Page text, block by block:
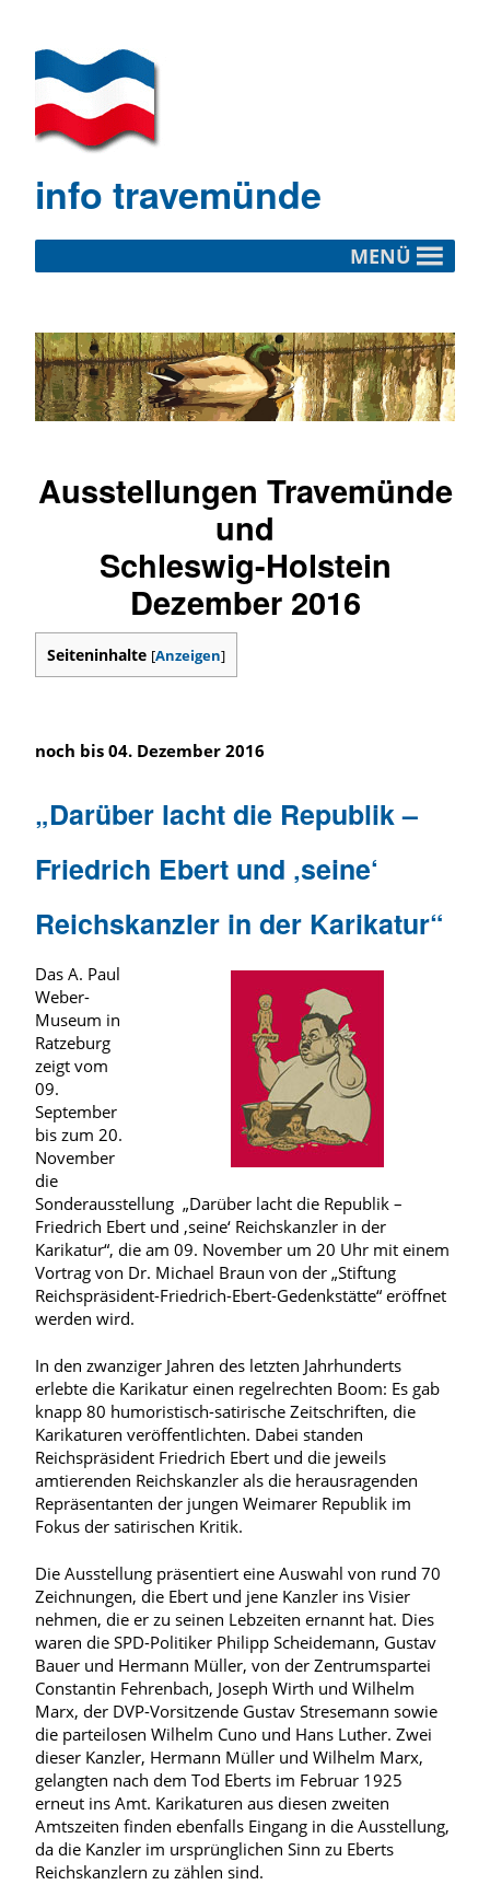
info travemünde
MENÜ
Ausstellungen Travemünde
und
Schleswig-Holstein
Dezember 2016
Seiteninhalte [Anzeigen]
noch bis 04. Dezember 2016
„Darüber lacht die Republik –
Friedrich Ebert und ‚seine‘
Reichskanzler in der Karikatur“
Das A. Paul
Weber-
Museum in
Ratzeburg
zeigt vom
09.
September
bis zum 20.
November
die
Sonderausstellung „Darüber lacht die Republik –
Friedrich Ebert und ‚seine‘ Reichskanzler in der
Karikatur“, die am 09. November um 20 Uhr mit einem
Vortrag von Dr. Michael Braun von der „Stiftung
Reichspräsident-Friedrich-Ebert-Gedenkstätte“ eröffnet
werden wird.
In den zwanziger Jahren des letzten Jahrhunderts
erlebte die Karikatur einen regelrechten Boom: Es gab
knapp 80 humoristisch-satirische Zeitschriften, die
Karikaturen veröffentlichten. Dabei standen
Reichspräsident Friedrich Ebert und die jeweils
amtierenden Reichskanzler als die herausragenden
Repräsentanten der jungen Weimarer Republik im
Fokus der satirischen Kritik.
Die Ausstellung präsentiert eine Auswahl von rund 70
Zeichnungen, die Ebert und jene Kanzler ins Visier
nehmen, die er zu seinen Lebzeiten ernannt hat. Dies
waren die SPD-Politiker Philipp Scheidemann, Gustav
Bauer und Hermann Müller, von der Zentrumspartei
Constantin Fehrenbach, Joseph Wirth und Wilhelm
Marx, der DVP-Vorsitzende Gustav Stresemann sowie
die parteilosen Wilhelm Cuno und Hans Luther. Zwei
dieser Kanzler, Hermann Müller und Wilhelm Marx,
gelangten nach dem Tod Eberts im Februar 1925
erneut ins Amt. Karikaturen aus diesen zweiten
Amtszeiten finden ebenfalls Eingang in die Ausstellung,
da die Kanzler im ursprünglichen Sinn zu Eberts
Reichskanzlern zu zählen sind.